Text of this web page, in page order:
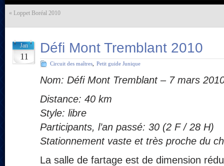
« Loppet Boréal 2010
Jan
11
Défi Mont Tremblant 2010
Circuit des maîtres Petit guide Junique
Nom: Défi Mont Tremblant – 7 mars
Distance: 40 km
Style: libre
Participants, l’an passé: 30 (2 F / 28 H)
Stationnement vaste et très proche du
La salle de fartage est de dimension